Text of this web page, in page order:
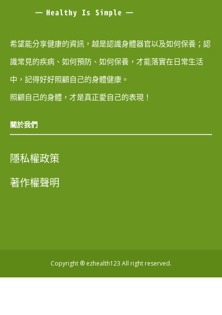
希望能分享健康的資訊，越是認識身體器官以及如何保養；認
識常見的疾病、如何預防、如何保養，才能落實在日常生活
中，記得好好照顧自己的身體健康。
照顧自己的身體，才是真正愛自己的表現！
關於我們
隱私權政策
著作權聲明
Copyright ® ezhealth123 All right reserved.